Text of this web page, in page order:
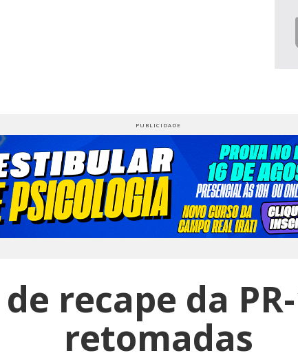
recape da
retomadas